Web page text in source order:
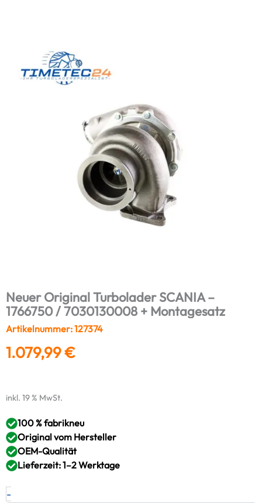
Neuer Original Turbolader SCANIA –
1766750 / 7030130008 + Montagesatz
Artikelnummer: 127374
1.079,99€
inkl. 19 % MwSt.
100 % fabrikneu
Original vom Hersteller
OEM-Qualität
Lieferzeit: 1–2 Werktage
-
Neuer
Original